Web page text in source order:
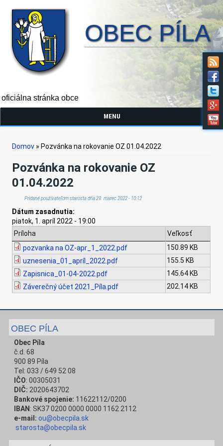
OBEC PÍLA
oficiálna stránka obce
MENU
Nachádzate sa tu
Domov » Pozvánka na rokovanie OZ 01.04.2022
Pozvánka na rokovanie OZ
01.04.2022
Pridané používateľomstarostadňa 29. marec 2022 - 10:12
Dátum zasadnutia:
piatok, 1. apríl 2022 - 19:00
Príloha
Veľkosť
pozvanka na OZ-apr_1_2022.pdf
150.89 KB
uznesenia_01_apríl_2022.pdf
155.5 KB
Zapisnica_01-04-2022.pdf
145.64 KB
Záverečný účet 2021_Píla.pdf
202.14 KB
OBEC PÍLA
Obec Píla
č.d. 68
900 89 Píla
Tel: 033 / 649 52 08
IČO: 00305031
DIČ: 2020643702
Bankové spojenie: 11622112/0200
IBAN : SK37 0200 0000 0000 1162 2112
e-mail: ou@obecpila.sk
starosta@obecpila.sk